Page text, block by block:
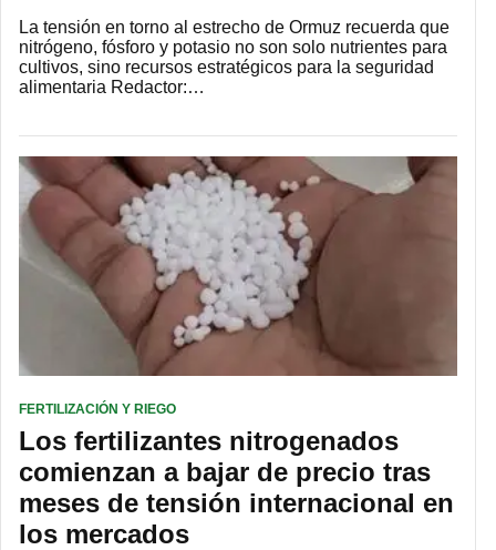
La tensión en torno al estrecho de Ormuz recuerda que
nitrógeno, fósforo y potasio no son solo nutrientes para
cultivos, sino recursos estratégicos para la seguridad
alimentaria Redactor:…
FERTILIZACIÓN Y RIEGO
Los fertilizantes nitrogenados
comienzan a bajar de precio tras
meses de tensión internacional en
los mercados